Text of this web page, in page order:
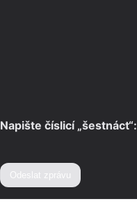
Napište číslicí „šestnáct“:
Odeslat zprávu